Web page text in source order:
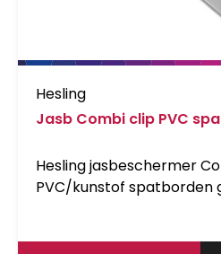
Hesling
Jasb Combi clip PVC
Hesling jasbeschermer
PVC/kunstof spatborden